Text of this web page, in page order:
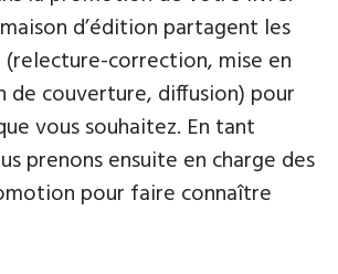
d’édition partagent les
(relecture-correction, mise en
de couverture, diffusion) pour
vous souhaitez. En tant
prenons ensuite en charge des
pour faire connaître